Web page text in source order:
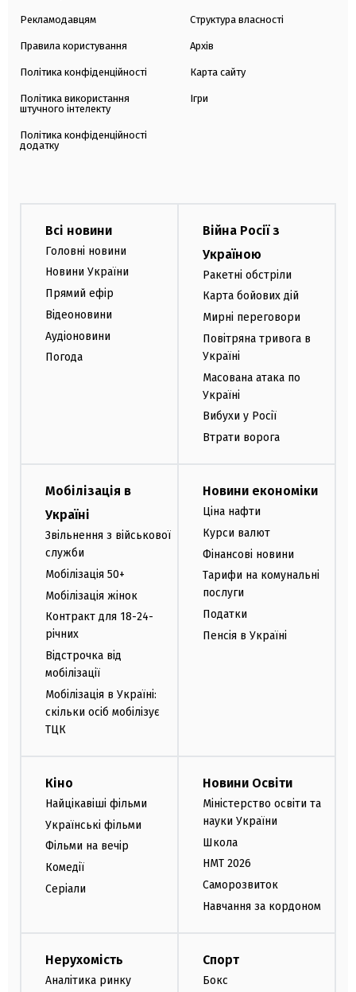
Рекламодавцям
Правила користування
Політика конфіденційності
Політика використання
штучного інтелекту
Політика конфіденційності
додатку
Структура власності
Архів
Карта сайту
Ігри
Всі новини
Головні новини
Новини України
Прямий ефір
Відеоновини
Аудіоновини
Погода
Війна Росії з
Україною
Ракетні обстріли
Карта бойових дій
Мирні переговори
Повітряна тривога в
Україні
Масована атака по
Україні
Вибухи у Росії
Втрати ворога
Мобілізація в
Україні
Звільнення з військової
служби
Мобілізація 50+
Мобілізація жінок
Контракт для 18-24-
річних
Відстрочка від
мобілізації
Мобілізація в Україні:
скільки осіб мобілізує
ТЦК
Новини економіки
Ціна нафти
Курси валют
Фінансові новини
Тарифи на комунальні
послуги
Податки
Пенсія в Україні
Кіно
Найцікавіші фільми
Українські фільми
Фільми на вечір
Комедії
Серіали
Новини Освіти
Міністерство освіти та
науки України
Школа
НМТ 2026
Саморозвиток
Навчання за кордоном
Нерухомість
Аналітика ринку
Спорт
Бокс